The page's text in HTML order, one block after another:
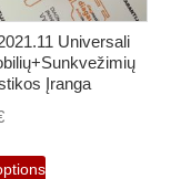
Universali
Įranga